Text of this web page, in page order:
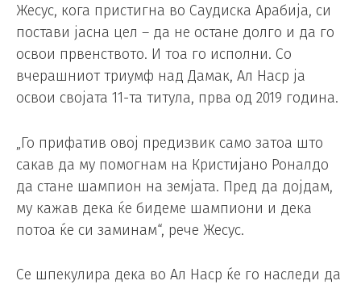
Жесус, кога пристигна во Саудиска Арабија, си
постави јасна цел – да не остане долго и да го
освои првенството. И тоа го исполни. Со
вчерашниот триумф над Дамак, Ал Наср ја
освои својата 11-та титула, прва од 2019 година.
„Го прифатив овој предизвик само затоа што
сакав да му помогнам на Кристијано Роналдо
да стане шампион на земјата. Пред да дојдам,
му кажав дека ќе бидеме шампиони и дека
потоа ќе си заминам“, рече Жесус.
Се шпекулира дека во Ал Наср ќе го наследи да